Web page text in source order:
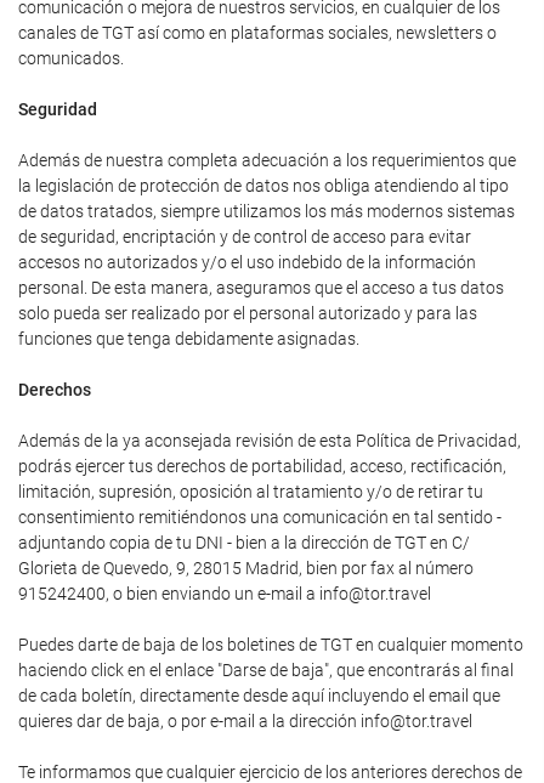
comunicación o mejora de nuestros servicios, en cualquier de los
canales de TGT así como en plataformas sociales, newsletters o
comunicados.
Seguridad
Además de nuestra completa adecuación a los requerimientos que
la legislación de protección de datos nos obliga atendiendo al tipo
de datos tratados, siempre utilizamos los más modernos sistemas
de seguridad, encriptación y de control de acceso para evitar
accesos no autorizados y/o el uso indebido de la información
personal. De esta manera, aseguramos que el acceso a tus datos
solo pueda ser realizado por el personal autorizado y para las
funciones que tenga debidamente asignadas.
Derechos
Además de la ya aconsejada revisión de esta Política de Privacidad,
podrás ejercer tus derechos de portabilidad, acceso, rectificación,
limitación, supresión, oposición al tratamiento y/o de retirar tu
consentimiento remitiéndonos una comunicación en tal sentido -
adjuntando copia de tu DNI - bien a la dirección de TGT en C/
Glorieta de Quevedo, 9, 28015 Madrid, bien por fax al número
915242400, o bien enviando un e-mail a info@tor.travel
Puedes darte de baja de los boletines de TGT en cualquier momento
haciendo click en el enlace "Darse de baja", que encontrarás al final
de cada boletín, directamente desde aquí incluyendo el email que
quieres dar de baja, o por e-mail a la dirección info@tor.travel
Te informamos que cualquier ejercicio de los anteriores derechos de